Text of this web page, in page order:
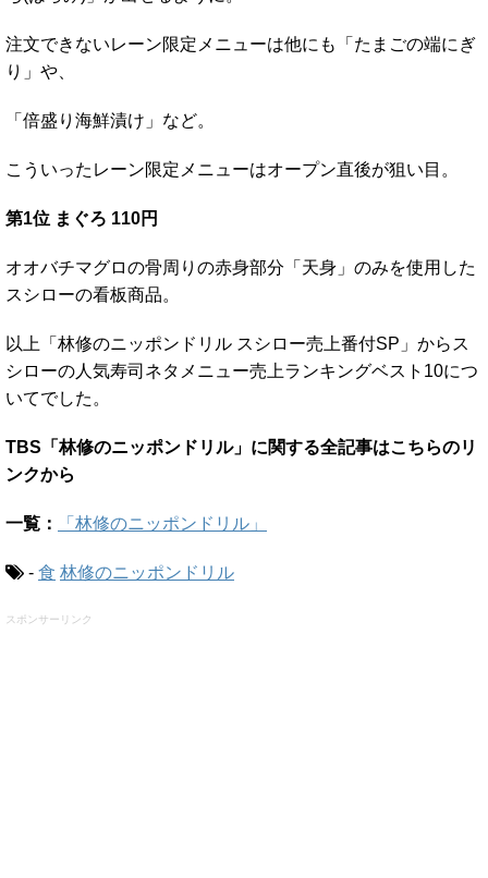
注文できないレーン限定メニューは他にも「たまごの端にぎ
り」や、
「倍盛り海鮮漬け」など。
こういったレーン限定メニューはオープン直後が狙い目。
第1位 まぐろ 110円
オオバチマグロの骨周りの赤身部分「天身」のみを使用した
スシローの看板商品。
以上「林修のニッポンドリル スシロー売上番付SP」からス
シローの人気寿司ネタメニュー売上ランキングベスト10につ
いてでした。
TBS「林修のニッポンドリル」に関する全記事はこちらのリ
ンクから
一覧： 「林修のニッポンドリル」
- 食 林修のニッポンドリル
スポンサーリンク